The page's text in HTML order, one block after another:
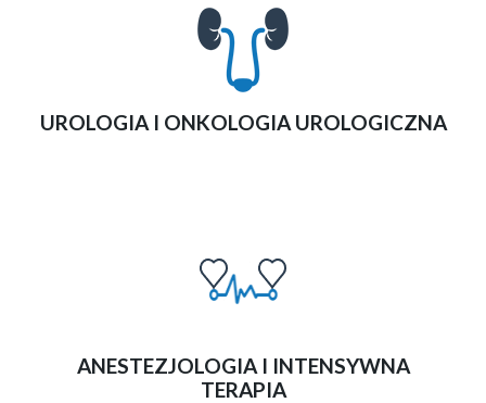
UROLOGIA I ONKOLOGIA UROLOGICZNA
ANESTEZJOLOGIA I INTENSYWNA
TERAPIA